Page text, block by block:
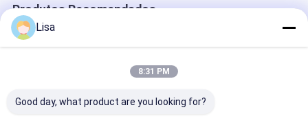
Produtos Recomendados
Lisa
8:31 PM
Good day, what product are you looking for?